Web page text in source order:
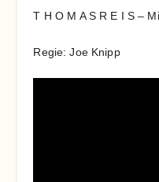
T H O M A S R E I S –
Regie: Joe Knipp